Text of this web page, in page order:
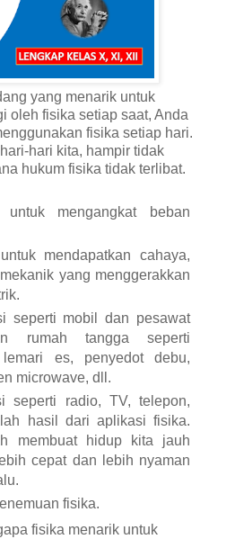
yang menarik untuk
oleh fisika setiap saat, Anda
fisika setiap hari.
hari kita, hampir tidak
hukum fisika tidak terlibat.
untuk mengangkat beban
mendapatkan cahaya,
yang menggerakkan
seperti mobil dan pesawat
rumah tangga seperti
es, penyedot debu,
microwave, dll.
seperti radio, TV, telepon,
hasil dari aplikasi fisika.
membuat hidup kita jauh
cepat dan lebih nyaman
fisika.
fisika menarik untuk